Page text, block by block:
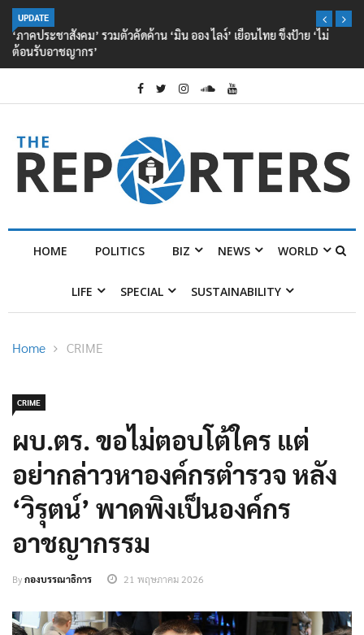
UPDATE
‘ภาคประชาสังคม’ รวมตัวคัดค้าน ‘มิน ออง ไลง์’ เยือนไทย ขึงป้าย ‘ไม่
ต้อนรับอาชญากร’
HOME POLITICS BIZ NEWS WORLD
LIFE SPECIAL SUSTAINABILITY
Home CRIME
CRIME
ผบ.ตร. ขอไม่ตอบโต้ใคร แต่
อย่ากล่าวหาองค์กรตำรวจ หลัง
‘วิรุตน์’ พาดพิงเป็นองค์กร
อาชญากรรม
Byกองบรรณาธิการ 21 พฤษภาคม 2026